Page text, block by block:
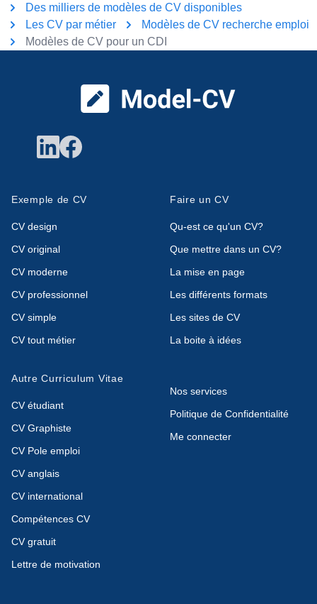
Des milliers de modèles de CV disponibles
Les CV par métier
Modèles de CV recherche emploi
Modèles de CV pour un CDI
Exemple de CV
CV design
CV original
CV moderne
CV professionnel
CV simple
CV tout métier
Faire un CV
Qu-est ce qu'un CV?
Que mettre dans un CV?
La mise en page
Les différents formats
Les sites de CV
La boite à idées
Autre Curriculum Vitae
CV étudiant
CV Graphiste
CV Pole emploi
CV anglais
CV international
Compétences CV
CV gratuit
Lettre de motivation
Nos services
Politique de Confidentialité
Me connecter